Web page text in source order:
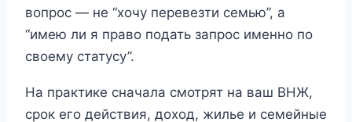
вопрос — не “хочу перевезти семью”, а
“имею ли я право подать запрос именно по
своему статусу”.
На практике сначала смотрят на ваш ВНЖ,
срок его действия, доход, жилье и семейные